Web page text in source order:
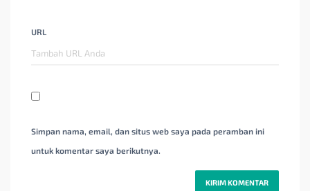
URL
Simpan nama, email, dan situs web saya pada peramban ini
untuk komentar saya berikutnya.